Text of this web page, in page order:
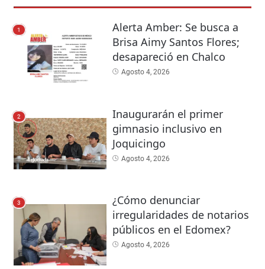
1
Alerta Amber: Se busca a
Brisa Aimy Santos Flores;
desapareció en Chalco
Agosto 4, 2026
2
Inaugurarán el primer
gimnasio inclusivo en
Joquicingo
Agosto 4, 2026
3
¿Cómo denunciar
irregularidades de notarios
públicos en el Edomex?
Agosto 4, 2026